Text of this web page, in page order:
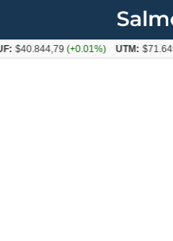
(+0.01%) UTM: $71.649